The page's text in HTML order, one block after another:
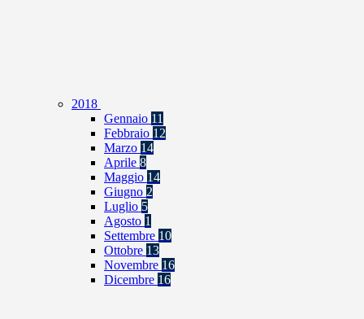
2018
Gennaio 11
Febbraio 12
Marzo 14
Aprile 8
Maggio 14
Giugno 2
Luglio 5
Agosto 1
Settembre 10
Ottobre 13
Novembre 16
Dicembre 16